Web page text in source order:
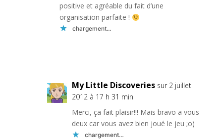
positive et agréable du fait d’une
organisation parfaite !
chargement…
My Little Discoveries sur 2 juillet
2012 à 17 h 31 min
Merci, ça fait plaisir!!! Mais bravo a vous
deux car vous avez bien joué le jeu ;o)
chargement…